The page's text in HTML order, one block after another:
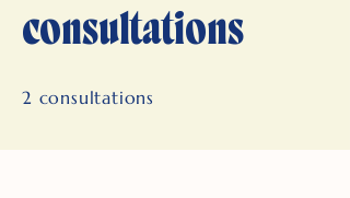
consultations
2 consultations